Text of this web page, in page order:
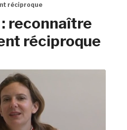
réciproque
reconnaître
réciproque